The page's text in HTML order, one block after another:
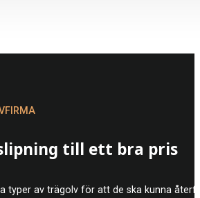
till ett bra pris
typer av trägolv för att de ska kunna